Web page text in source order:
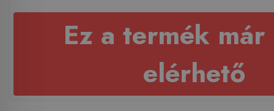
Ez a termék már
elérhető